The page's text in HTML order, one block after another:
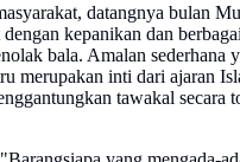
datangnya bulan
kepanikan dan
bala. Amalan sederhana
merupakan inti dari ajaran
tawakal secara